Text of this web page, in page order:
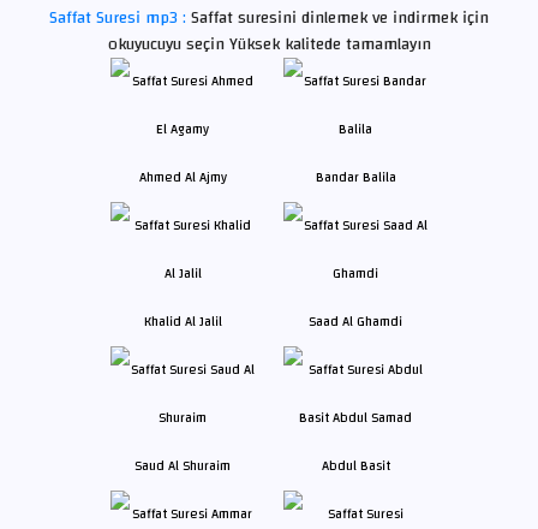
Saffat Suresi mp3 :Saffat suresini dinlemek ve indirmek için
okuyucuyu seçin Yüksek kalitede tamamlayın
Ahmed Al Ajmy Bandar Balila
Khalid Al Jalil Saad Al Ghamdi
Saud Al Shuraim Abdul Basit